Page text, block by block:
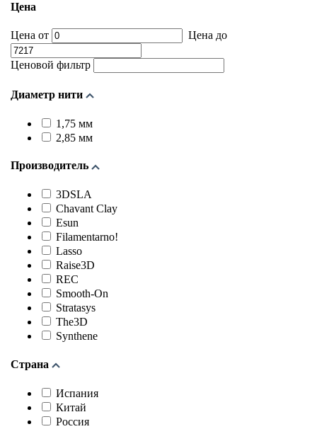
Цена
Цена от Цена до
Ценовой фильтр
Диаметр нити
1,75 мм
2,85 мм
Производитель
3DSLA
Chavant Clay
Esun
Filamentarno!
Lasso
Raise3D
REC
Smooth-On
Stratasys
The3D
Synthene
Страна
Испания
Китай
Россия